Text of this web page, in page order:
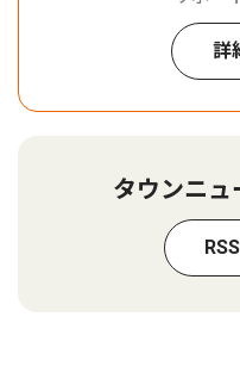
詳
タウンニュ